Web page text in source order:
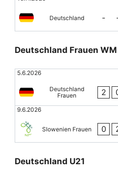
Deutschland -
Deutschland Frauen
5.6.2026
Deutschland
Frauen
2
9.6.2026
Slowenien Frauen 0
Deutschland U21